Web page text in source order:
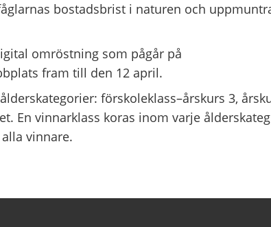
bostadsbrist i naturen och
omröstning som pågår på
fram till den 12 april.
förskoleklass–årskurs 3,
En vinnarklass koras inom varje
vinnare.